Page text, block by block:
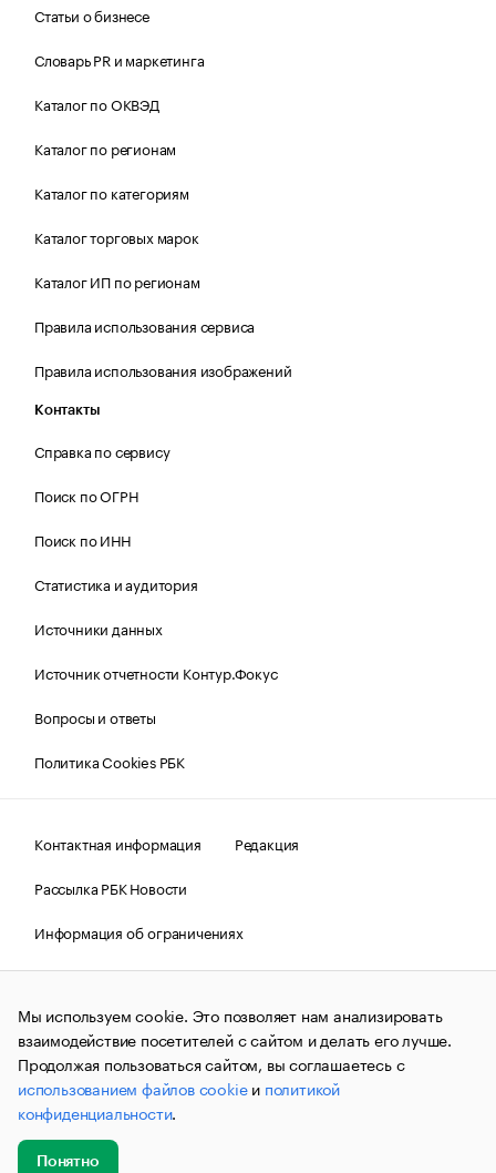
Статьи о бизнесе
Словарь PR и маркетинга
Каталог по ОКВЭД
Каталог по регионам
Каталог по категориям
Каталог торговых марок
Каталог ИП по регионам
Правила использования сервиса
Правила использования изображений
Контакты
Справка по сервису
Поиск по ОГРН
Поиск по ИНН
Статистика и аудитория
Источники данных
Источник отчетности Контур.Фокус
Вопросы и ответы
Политика Cookies РБК
Контактная информация
Редакция
Рассылка РБК Новости
Информация об ограничениях
Правовая информация
О соблюдении авторских прав
© АО «РОСБИЗНЕСКОНСАЛТИНГ»,1995–2026.Сообщения
и материалы информационного агентства «РБК»
(зарегистрировано Федеральной службой по надзору в сфере
связи, информационных технологий и массовых
коммуникаций (Роскомнадзор) 09.12.2015 за номером ИА
№ФС77-63848) сопровождаются пометкой «РБК». Отдельные
публикации могут содержать информацию,
не предназначенную для пользователей
до 18 лет.
Мы используем cookie. Это позволяет нам анализировать
взаимодействие посетителей с сайтом и делать его лучше.
Продолжая пользоваться сайтом, вы соглашаетесь с
использованием файлов cookieи политикой
конфиденциальности.
Понятно